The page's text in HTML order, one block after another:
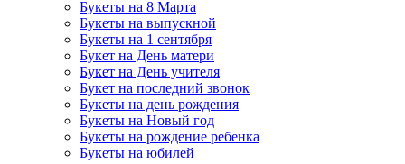
Букеты на 8 Марта
Букеты на выпускной
Букеты на 1 сентября
Букет на День матери
Букет на День учителя
Букет на последний звонок
Букеты на день рождения
Букеты на Новый год
Букеты на рождение ребенка
Букеты на юбилей